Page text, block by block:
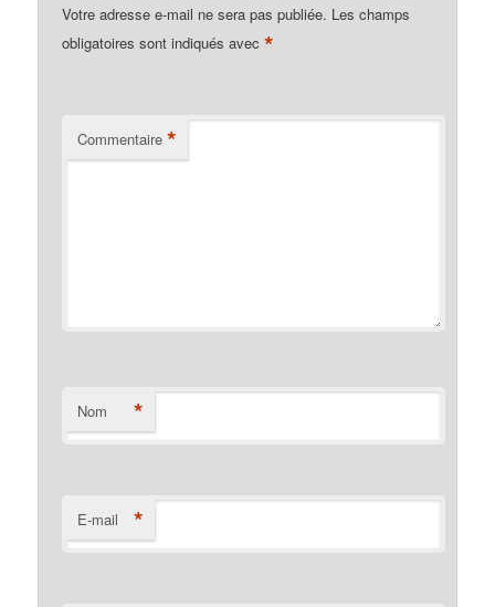
Votre adresse e-mail ne sera pas publiée. Les champs
obligatoires sont indiqués avec*
Commentaire *
Nom *
E-mail *